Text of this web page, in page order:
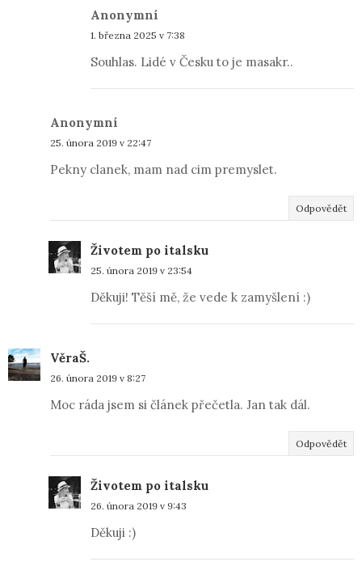
Anonymní
1. března 2025 v 7:38
Souhlas. Lidé v Česku to je masakr..
Anonymní
25. února 2019 v 22:47
Pekny clanek, mam nad cim premyslet.
Odpovědět
Životem po italsku
25. února 2019 v 23:54
Děkuji! Těší mě, že vede k zamyšlení :)
VěraŠ.
26. února 2019 v 8:27
Moc ráda jsem si článek přečetla. Jan tak dál.
Odpovědět
Životem po italsku
26. února 2019 v 9:43
Děkuji :)